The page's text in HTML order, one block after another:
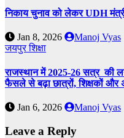
निकाय चुनाव को लेकर UDH
Jan 8, 2026
Manoj Vyas
जयपुरशिक्षा
राजस्थान में 2025-26 सत्र की
फैसले से बढ़ा छात्रों, शिक्षकों और
Jan 6, 2026 Manoj Vyas
Leave a Reply